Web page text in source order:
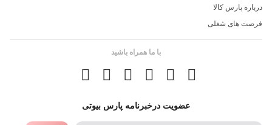
درباره پارس کالا
فرصت های شغلی
با ما همراه باشید
عضویت درخبرنامه پارس بیوتی